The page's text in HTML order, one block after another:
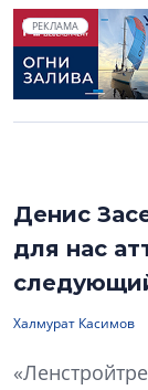
РЕКЛАМА
Денис
для нас
Халмурат Касимов